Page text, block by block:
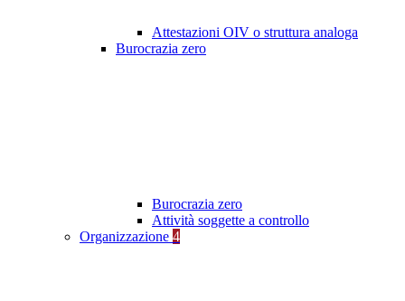
Attestazioni OIV o struttura analoga
Burocrazia zero
Burocrazia zero
Attività soggette a controllo
Organizzazione 4